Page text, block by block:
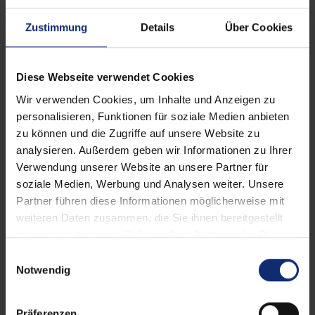
Zustimmung Details Über Cookies
Diese Webseite verwendet Cookies
Wir verwenden Cookies, um Inhalte und Anzeigen zu
personalisieren, Funktionen für soziale Medien anbieten
zu können und die Zugriffe auf unsere Website zu
analysieren. Außerdem geben wir Informationen zu Ihrer
Verwendung unserer Website an unsere Partner für
soziale Medien, Werbung und Analysen weiter. Unsere
Partner führen diese Informationen möglicherweise mit
weiteren Daten zusammen, die Sie ihnen bereitgestellt
haben oder die sie im Rahmen Ihrer Nutzung der Dienste
Notwendig
Details und Varianten